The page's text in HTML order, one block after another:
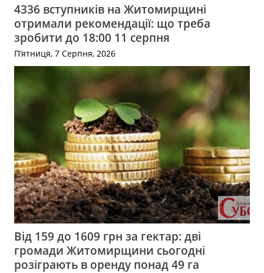
4336 вступників на Житомирщині
отримали рекомендації: що треба
зробити до 18:00 11 серпня
П’ятниця, 7 Серпня, 2026
Від 159 до 1609 грн за гектар: дві
громади Житомирщини сьогодні
розіграють в оренду понад 49 га